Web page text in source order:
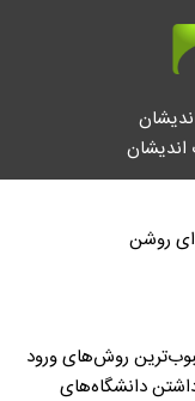
اندیشان
2026
روشن
روش‌های ورود
دانشگاه‌های